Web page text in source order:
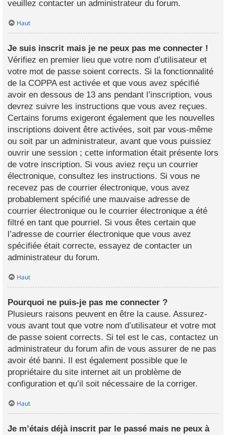
veuillez contacter un administrateur du forum.
Haut
Je suis inscrit mais je ne peux pas me connecter !
Vérifiez en premier lieu que votre nom d’utilisateur et
votre mot de passe soient corrects. Si la fonctionnalité
de la COPPA est activée et que vous avez spécifié
avoir en dessous de 13 ans pendant l’inscription, vous
devrez suivre les instructions que vous avez reçues.
Certains forums exigeront également que les nouvelles
inscriptions doivent être activées, soit par vous-même
ou soit par un administrateur, avant que vous puissiez
ouvrir une session ; cette information était présente lors
de votre inscription. Si vous aviez reçu un courrier
électronique, consultez les instructions. Si vous ne
recevez pas de courrier électronique, vous avez
probablement spécifié une mauvaise adresse de
courrier électronique ou le courrier électronique a été
filtré en tant que pourriel. Si vous êtes certain que
l’adresse de courrier électronique que vous avez
spécifiée était correcte, essayez de contacter un
administrateur du forum.
Haut
Pourquoi ne puis-je pas me connecter ?
Plusieurs raisons peuvent en être la cause. Assurez-
vous avant tout que votre nom d’utilisateur et votre mot
de passe soient corrects. Si tel est le cas, contactez un
administrateur du forum afin de vous assurer de ne pas
avoir été banni. Il est également possible que le
propriétaire du site internet ait un problème de
configuration et qu’il soit nécessaire de la corriger.
Haut
Je m’étais déjà inscrit par le passé mais ne peux à